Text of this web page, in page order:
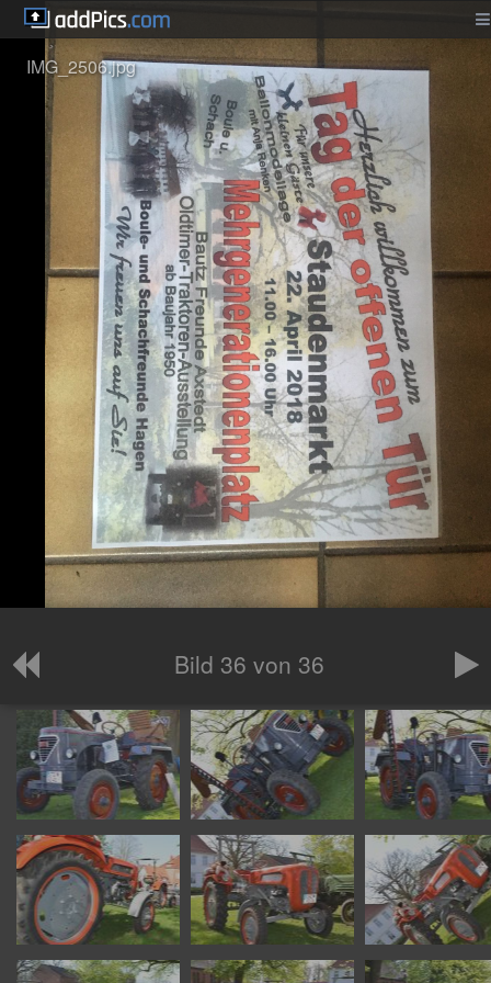
IMG_2506.jpg
Bild 36 von 36